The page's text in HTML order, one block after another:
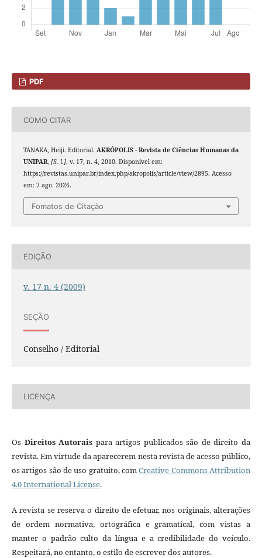
PDF
COMO CITAR
TANAKA, Heiji. Editorial. AKRÓPOLIS - Revista de Ciências Humanas da
UNIPAR, [S. l.], v. 17, n. 4, 2010. Disponível em:
https://revistas.unipar.br/index.php/akropolis/article/view/2895. Acesso
em: 7 ago. 2026.
Fomatos de Citação
EDIÇÃO
v. 17 n. 4 (2009)
SEÇÃO
Conselho / Editorial
LICENÇA
Os Direitos Autorais para artigos publicados são de direito da
revista. Em virtude da aparecerem nesta revista de acesso público,
os artigos são de uso gratuito, comCreative Commons Attribution
4.0 International License.
A revista se reserva o direito de efetuar, nos originais, alterações
de ordem normativa, ortográfica e gramatical, com vistas a
manter o padrão culto da língua e a credibilidade do veículo.
Respeitará, no entanto, o estilo de escrever dos autores.